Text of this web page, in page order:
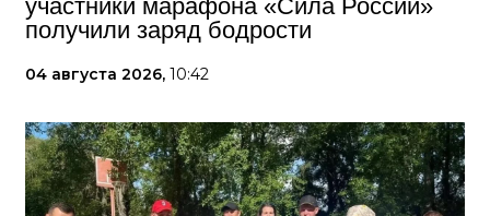
участники марафона «Сила России»
получили заряд бодрости
04 августа 2026, 10:42